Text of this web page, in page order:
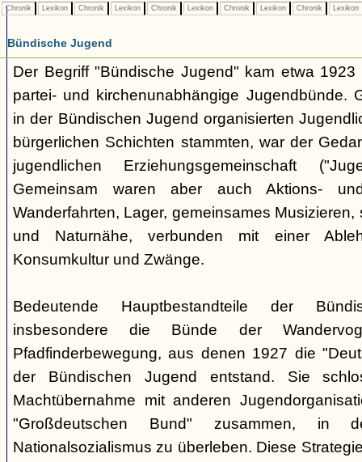
Chronik Lexikon Chronik Lexikon Chronik Lexikon Chronik Lexikon Chronik Lexikon
Bündische Jugend
Der Begriff "Bündische Jugend" kam etwa
partei- und kirchenunabhängige Jugendbünde.
in der Bündischen Jugend organisierten
bürgerlichen Schichten stammten, war der
jugendlichen Erziehungsgemeinschaft
Gemeinsam waren aber auch Aktions-
Wanderfahrten, Lager, gemeinsames
und Naturnähe, verbunden mit einer
Konsumkultur und Zwänge.
Bedeutende Hauptbestandteile der
insbesondere die Bünde der
Pfadfinderbewegung, aus denen 1927 die
der Bündischen Jugend entstand. Sie
Machtübernahme mit anderen
"Großdeutschen Bund" zusammen,
Nationalsozialismus zu überleben. Diese